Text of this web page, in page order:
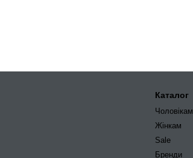
Каталог
Чоловікам
Жінкам
Sale
Бренди